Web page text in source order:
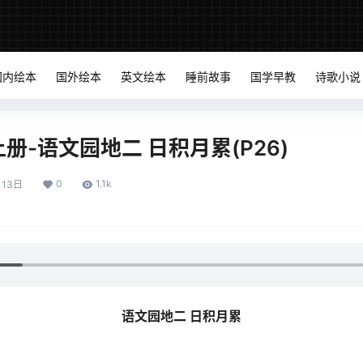
内绘本 国外绘本 英文绘本 睡前故事 国学早教 诗歌小说
册-语文园地二 日积月累(P26)
日 0 1.1k
语文园地二 日积月累